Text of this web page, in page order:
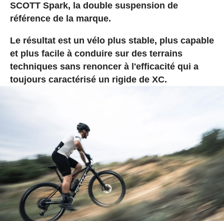
SCOTT Spark, la double suspension de
référence de la marque.
Le résultat est un vélo plus stable, plus capable
et plus facile à conduire sur des terrains
techniques sans renoncer à l'efficacité qui a
toujours caractérisé un rigide de XC.